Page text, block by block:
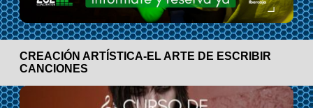
CREACIÓN ARTÍSTICA-EL ARTE DE ESCRIBIR
CANCIONES